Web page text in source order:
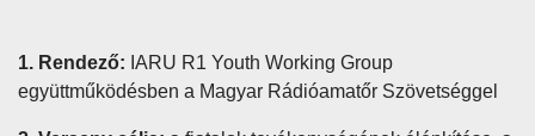
1. Rendező: IARU R1 Youth Working Group
együttműködésben a Magyar Rádióamatőr Szövetséggel